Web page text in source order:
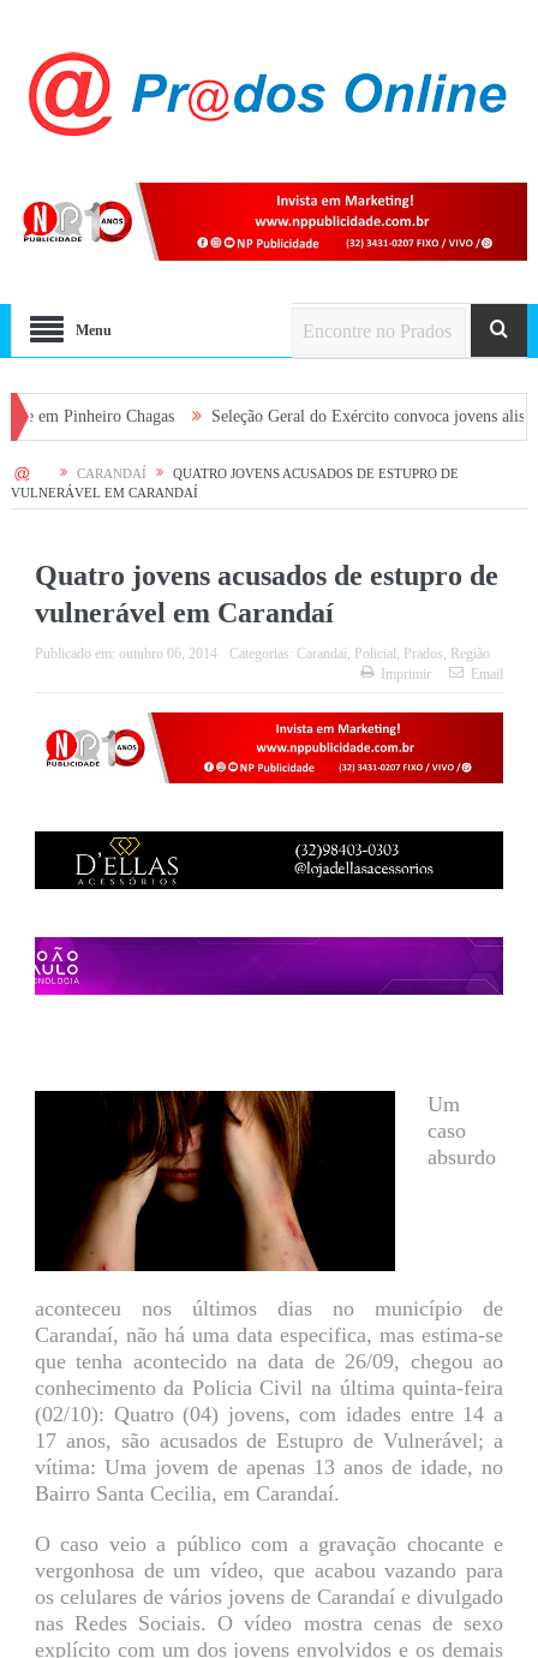
Menu
Chagas Seleção Geral do Exército convoca jovens alistados em
HOME CARANDAÍ
QUATRO JOVENS ACUSADOS DE ESTUPRO DE
VULNERÁVEL EM CARANDAÍ
Quatro jovens acusados de estupro de
vulnerável em Carandaí
Publicado em: outubro 06, 2014 Categorias: Carandaí, Policial , Prados, Região
Imprimir
Email
Um
caso
absurdo
aconteceu nos últimos dias no município de
Carandaí, não há uma data especifica, mas estima-se
que tenha acontecido na data de 26/09, chegou ao
conhecimento da Policia Civil na última quinta-feira
(02/10): Quatro (04) jovens, com idades entre 14 a
17 anos, são acusados de Estupro de Vulnerável; a
vítima: Uma jovem de apenas 13 anos de idade, no
Bairro Santa Cecilia, em Carandaí.
O caso veio a público com a gravação chocante e
vergonhosa de um vídeo, que acabou vazando para
os celulares de vários jovens de Carandaí e divulgado
nas Redes Sociais. O vídeo mostra cenas de sexo
explícito com um dos jovens envolvidos e os demais